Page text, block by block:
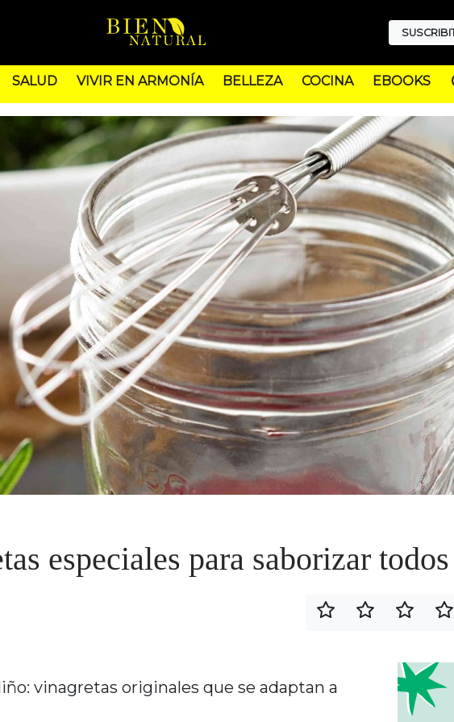
SALUD VIVIR EN ARMONÍA BELLEZA COCINA EBOOKS
especiales para saborizar
vinagretas originales que se adaptan a